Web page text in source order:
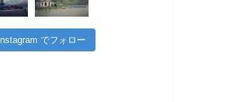
Instagram でフォロー